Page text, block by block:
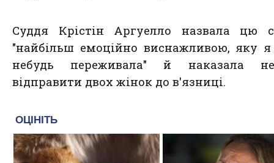
Суддя Крістін Аргуелло назвала цю
"найбільш емоційно виснажливою, яку
небудь переживала" й наказала
відправити двох жінок до в'язниці.